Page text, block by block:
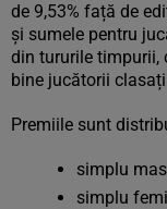
de 9,53% față de
și sumele pentru
din tururile timpurii,
bine jucătorii
Premiile sunt
simplu
simplu